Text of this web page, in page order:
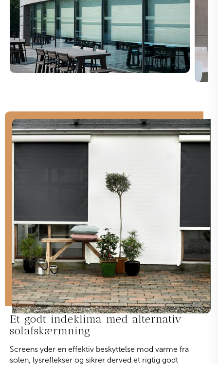
Et godt indeklima med alternativ
solafskærmning
Screens yder en effektiv beskyttelse mod varme fra
solen, lysreflekser og sikrer derved et rigtig godt